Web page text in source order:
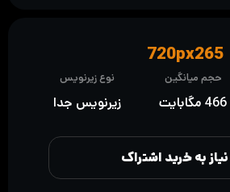
نیاز به خرید اشتراک
حجم میانگین
466 مگابایت
نوع زیرنویس
زیرنویس جدا
720px265